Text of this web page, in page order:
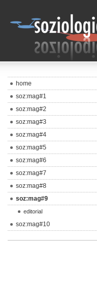
home
soz:mag#1
soz:mag#2
soz:mag#3
soz:mag#4
soz:mag#5
soz:mag#6
soz:mag#7
soz:mag#8
soz:mag#9
editorial
soz:mag#10